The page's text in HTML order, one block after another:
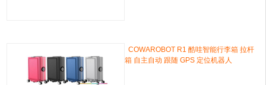
COWAROBOT R1 酷哇智能行李箱 拉杆
箱 自主自动 跟随 GPS 定位机器人